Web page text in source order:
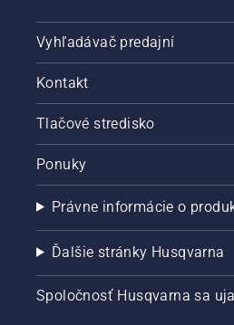
Vyhľadávač predajní
Kontakt
Tlačové stredisko
Ponuky
Právne informácie o
Ďalšie stránky Husqvarna
Spoločnosť Husqvarna sa